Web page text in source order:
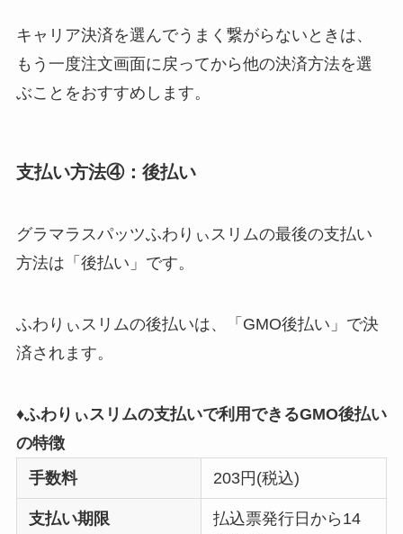
キャリア決済を選んでうまく繋がらないときは、
もう一度注文画面に戻ってから他の決済方法を選
ぶことをおすすめします。
支払い方法④：後払い
グラマラスパッツふわりぃスリムの最後の支払い
方法は「後払い」です。
ふわりぃスリムの後払いは、「GMO後払い」で決
済されます。
♦ふわりぃスリムの支払いで利用できるGMO後払い
の特徴
手数料
203円(税込)
支払い期限
払込票発行日から14